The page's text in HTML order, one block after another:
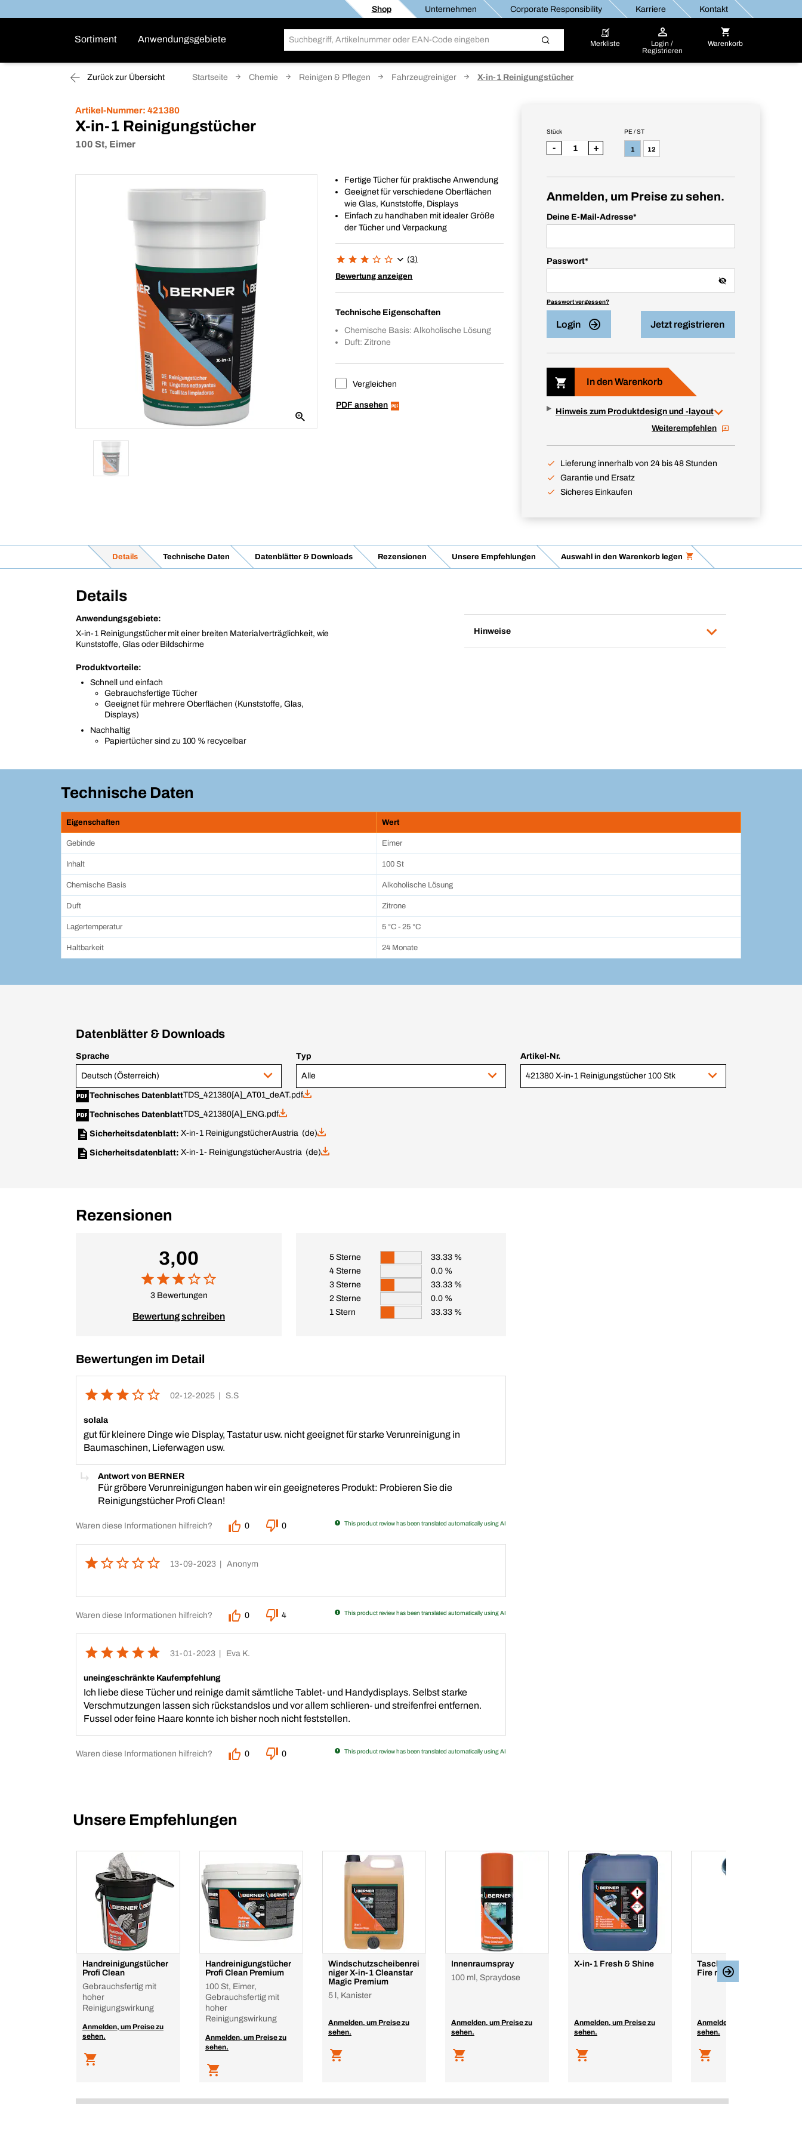
Shop Unternehmen Corporate Responsibility Karriere Kontakt
Sortiment Anwendungsgebiete Merkliste
Login /
Registrieren
Warenkorb
Zurück zur Übersicht Startseite Chemie Reinigen & Pflegen Fahrzeugreiniger X-in-1 Reinigungstücher
Artikel-Nummer: 421380
X-in-1 Reinigungstücher
100 St, Eimer
Fertige Tücher für praktische Anwendung
Geeignet für verschiedene Oberflächen
wie Glas, Kunststoffe, Displays
Einfach zu handhaben mit idealer Größe
der Tücher und Verpackung
(3)
Bewertung anzeigen
Technische Eigenschaften
Chemische Basis: Alkoholische Lösung
Duft: Zitrone
Vergleichen
PDF ansehen
PE / ST
1 12
Stück
- +
Anmelden, um Preise zu sehen.
Deine E-Mail-Adresse*
Passwort*
Passwort vergessen?
Login Jetzt registrieren
In den Warenkorb
Hinweis zum Produktdesign und -layout
Weiterempfehlen
Lieferung innerhalb von 24 bis 48 Stunden
Garantie und Ersatz
Sicheres Einkaufen
Details Technische Daten Datenblätter & Downloads Rezensionen Unsere Empfehlungen Auswahl in den Warenkorb legen
Details
Anwendungsgebiete:
X-in-1 Reinigungstücher mit einer breiten Materialverträglichkeit, wie
Kunststoffe, Glas oder Bildschirme
Produktvorteile:
Schnell und einfach
Gebrauchsfertige Tücher
Geeignet für mehrere Oberflächen (Kunststoffe, Glas,
Displays)
Nachhaltig
Papiertücher sind zu 100 % recycelbar
Hinweise
Technische Daten
Eigenschaften Wert
Gebinde Eimer
Inhalt 100 St
Chemische Basis Alkoholische Lösung
Duft Zitrone
Lagertemperatur 5 °C - 25 °C
Haltbarkeit 24 Monate
Datenblätter & Downloads
Sprache
Deutsch (Österreich)
Typ
Alle
Artikel-Nr.
421380 X-in-1 Reinigungstücher 100 Stk
Technisches DatenblattTDS_421380[A]_AT01_deAT.pdf
Technisches DatenblattTDS_421380[A]_ENG.pdf
Sicherheitsdatenblatt: X-in-1 ReinigungstücherAustria (de)
Sicherheitsdatenblatt: X-in-1- ReinigungstücherAustria (de)
Rezensionen
3,00
3 Bewertungen
Bewertung schreiben
5 Sterne
33.33 %
4 Sterne
0.0 %
3 Sterne
33.33 %
2 Sterne
0.0 %
1 Stern
33.33 %
Bewertungen im Detail
02-12-2025 | S.S
solala
gut für kleinere Dinge wie Display, Tastatur usw. nicht geeignet für starke Verunreinigung in
Baumaschinen, Lieferwagen usw.
Antwort von BERNER
Für gröbere Verunreinigungen haben wir ein geeigneteres Produkt: Probieren Sie die
Reinigungstücher Profi Clean!
Waren diese Informationen hilfreich? 0 0 This product review has been translated automatically using AI
13-09-2023 | Anonym
Waren diese Informationen hilfreich? 0 4 This product review has been translated automatically using AI
31-01-2023 | Eva K.
uneingeschränkte Kaufempfehlung
Ich liebe diese Tücher und reinige damit sämtliche Tablet- und Handydisplays. Selbst starke
Verschmutzungen lassen sich rückstandslos und vor allem schlieren- und streifenfrei entfernen.
Fussel oder feine Haare konnte ich bisher noch nicht feststellen.
Waren diese Informationen hilfreich? 0 0 This product review has been translated automatically using AI
Unsere Empfehlungen
Handreinigungstücher
Profi Clean
Gebrauchsfertig mit
hoher
Reinigungswirkung
Anmelden, um Preise zu
sehen.
Handreinigungstücher
Profi Clean Premium
100 St, Eimer,
Gebrauchsfertig mit
hoher
Reinigungswirkung
Anmelden, um Preise zu
sehen.
Windschutzscheibenrei
niger X-in-1 Cleanstar
Magic Premium
5 l, Kanister
Anmelden, um Preise zu
sehen.
Innenraumspray
100 ml, Spraydose
Anmelden, um Preise zu
sehen.
X-in-1 Fresh & Shine
Anmelden, um Preise zu
sehen.
Taschenbrenner Blue
Fire mit Tank
Anmelden, um Preise zu
sehen.